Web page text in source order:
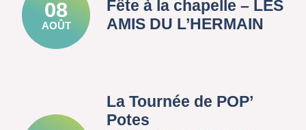
08
AOÛT
Fête à la chapelle – LES
AMIS DU L’HERMAIN
La Tournée de POP’
Potes